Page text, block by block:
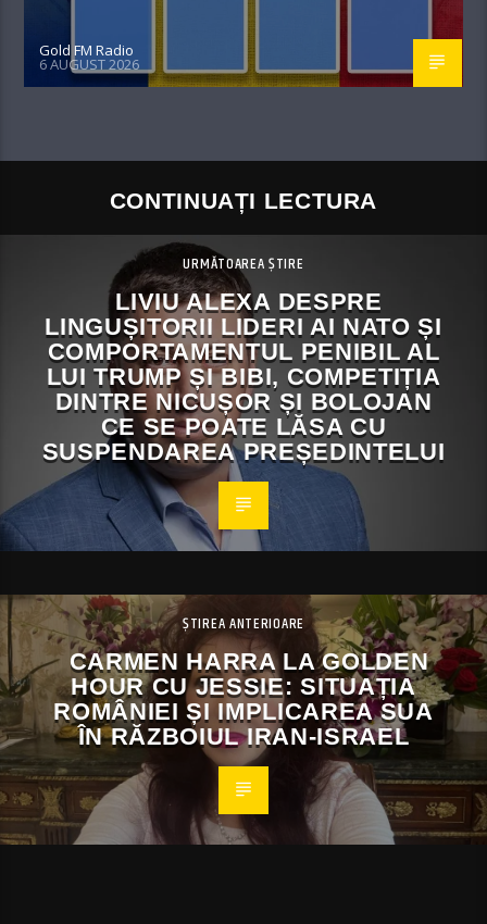
Gold FM Radio
6 AUGUST 2026
CONTINUAȚI LECTURA
URMĂTOAREA ȘTIRE
LIVIU ALEXA DESPRE
LINGUȘITORII LIDERI AI NATO ȘI
COMPORTAMENTUL PENIBIL AL
LUI TRUMP ȘI BIBI, COMPETIȚIA
DINTRE NICUȘOR ȘI BOLOJAN
CE SE POATE LĂSA CU
SUSPENDAREA PREȘEDINTELUI
ȘTIREA ANTERIOARE
CARMEN HARRA LA GOLDEN
HOUR CU JESSIE: SITUAȚIA
ROMÂNIEI ȘI IMPLICAREA SUA
ÎN RĂZBOIUL IRAN-ISRAEL